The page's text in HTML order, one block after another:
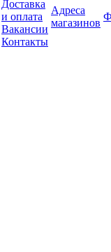
Доставка
и оплата
Вакансии
Контакты
Адреса
магазинов